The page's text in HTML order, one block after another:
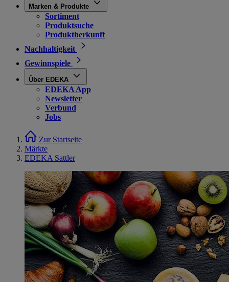
Marken & Produkte
Sortiment
Produktsuche
Produktherkunft
Nachhaltigkeit
Gewinnspiele
Über EDEKA
EDEKA App
Newsletter
Verbund
Jobs
Zur Startseite
Märkte
EDEKA Sattler